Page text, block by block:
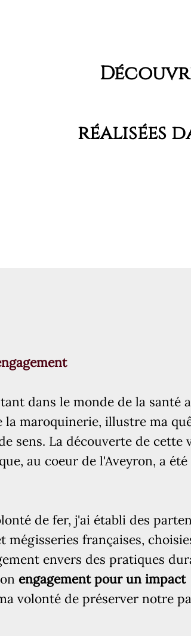
dans le monde de la santé
délicat de la maroquinerie,
d'excellence et de sens. La
lors d'un stage à Saint-
de fer, j'ai établi des
tanneries et mégisseries
proximité et leur
durables. Cette
réalisées
dans le monde de la santé
maroquinerie, illustre ma
sens. La découverte de cette
au coeur de l'Aveyron, a été
de fer, j'ai établi des
mégisseries françaises,
envers des pratiques
engagement pour un impact
volonté de préserver notre